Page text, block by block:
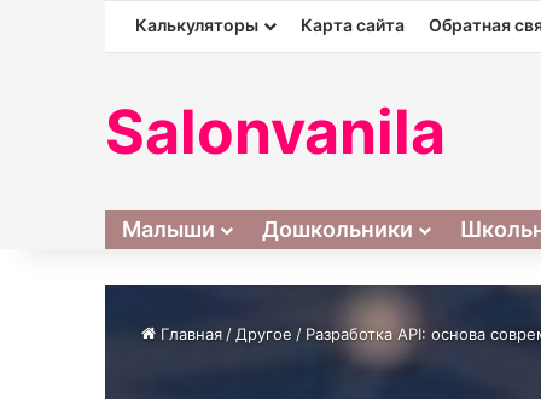
Калькуляторы Карта сайта Обратная
Salonvanila
Малыши Дошкольники
Главная / Другое / Разработка API: основа